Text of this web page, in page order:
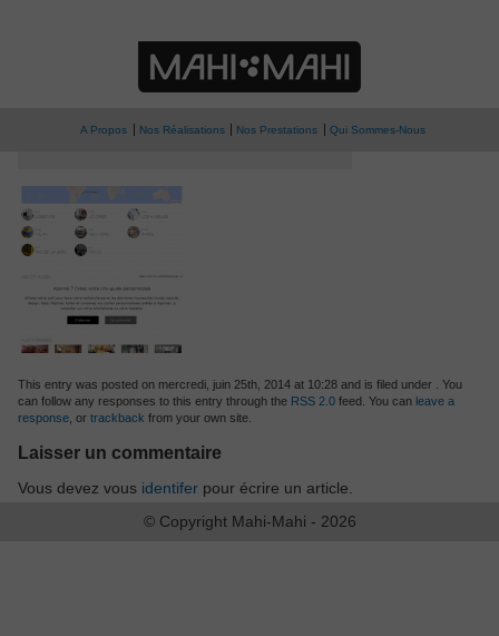
A Propos Nos Réalisations Nos Prestations Qui Sommes-Nous
This entry was posted on mercredi, juin 25th, 2014 at 10:28 and is filed under . You
can follow any responses to this entry through the RSS 2.0feed. You can leave a
response, or trackback from your own site.
Laisser un commentaire
Vous devez vous identiferpour écrire un article.
© Copyright Mahi-Mahi - 2026